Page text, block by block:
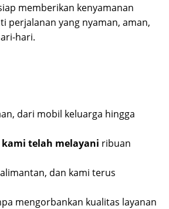
memberikan kenyamanan
perjalanan yang nyaman, aman,
hari.
dari mobil keluarga hingga
kami telah melayani ribuan
dan kami terus
mengorbankan kualitas layanan